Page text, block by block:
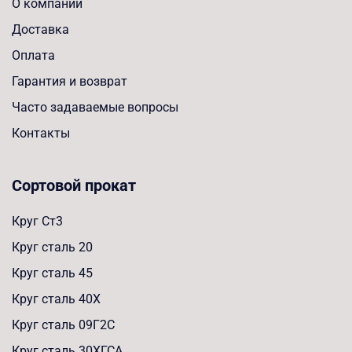
О компании
Доставка
Оплата
Гарантия и возврат
Часто задаваемые вопросы
Контакты
Сортовой прокат
Круг Ст3
Круг сталь 20
Круг сталь 45
Круг сталь 40Х
Круг сталь 09Г2С